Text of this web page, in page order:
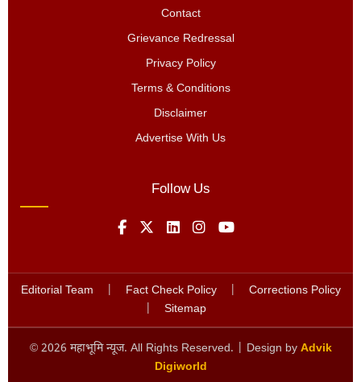
Contact
Grievance Redressal
Privacy Policy
Terms & Conditions
Disclaimer
Advertise With Us
Follow Us
Editorial Team Fact Check Policy
Corrections Policy
Sitemap
© 2026 महाभूमि न्यूज. All Rights Reserved. | Design by Advik
Digiworld